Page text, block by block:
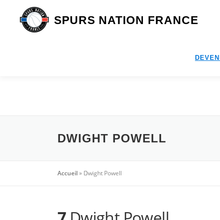
contenu
SPURS NATION FRANCE
DWIGHT POWELL
Accueil» Dwight Powell